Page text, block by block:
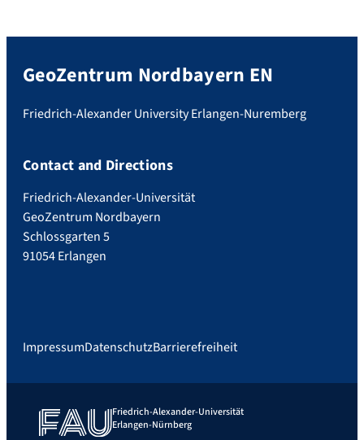
GeoZentrum Nordbayern EN
Friedrich-Alexander University Erlangen-Nuremberg
Contact and Directions
Friedrich-Alexander-Universität
GeoZentrum Nordbayern
Schlossgarten 5
91054 Erlangen
ImpressumDatenschutzBarrierefreiheit
Friedrich-Alexander-Universität
Erlangen-Nürnberg